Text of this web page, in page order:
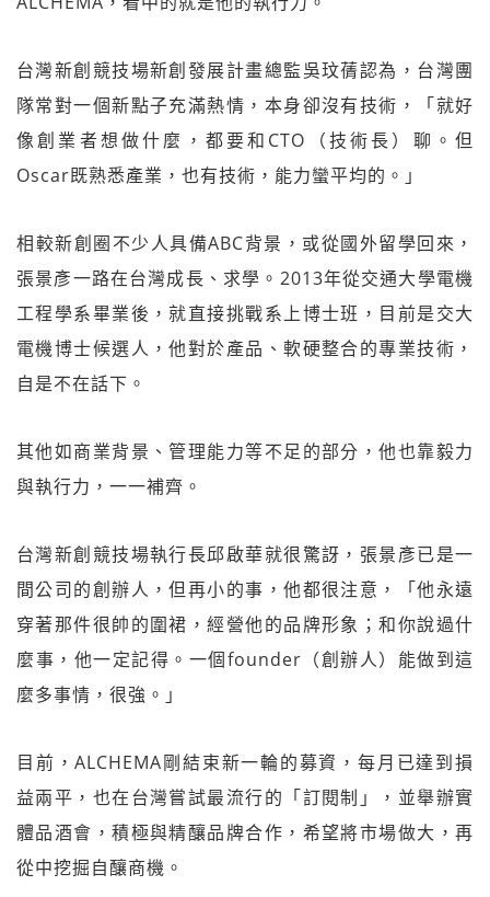
台灣新創競技場新創發展計畫總監吳玟蒨認為，台灣團
隊常對一個新點子充滿熱情，本身卻沒有技術，「就好
像創業者想做什麼，都要和CTO（技術長）聊。但
Oscar既熟悉產業，也有技術，能力蠻平均的。」
相較新創圈不少人具備ABC背景，或從國外留學回來，
張景彥一路在台灣成長、求學。2013年從交通大學電機
工程學系畢業後，就直接挑戰系上博士班，目前是交大
電機博士候選人，他對於產品、軟硬整合的專業技術，
自是不在話下。
其他如商業背景、管理能力等不足的部分，他也靠毅力
與執行力，一一補齊。
台灣新創競技場執行長邱啟華就很驚訝，張景彥已是一
間公司的創辦人，但再小的事，他都很注意，「他永遠
穿著那件很帥的圍裙，經營他的品牌形象；和你說過什
麼事，他一定記得。一個founder（創辦人）能做到這
麼多事情，很強。」
目前，ALCHEMA剛結束新一輪的募資，每月已達到損
益兩平，也在台灣嘗試最流行的「訂閱制」，並舉辦實
體品酒會，積極與精釀品牌合作，希望將市場做大，再
從中挖掘自釀商機。